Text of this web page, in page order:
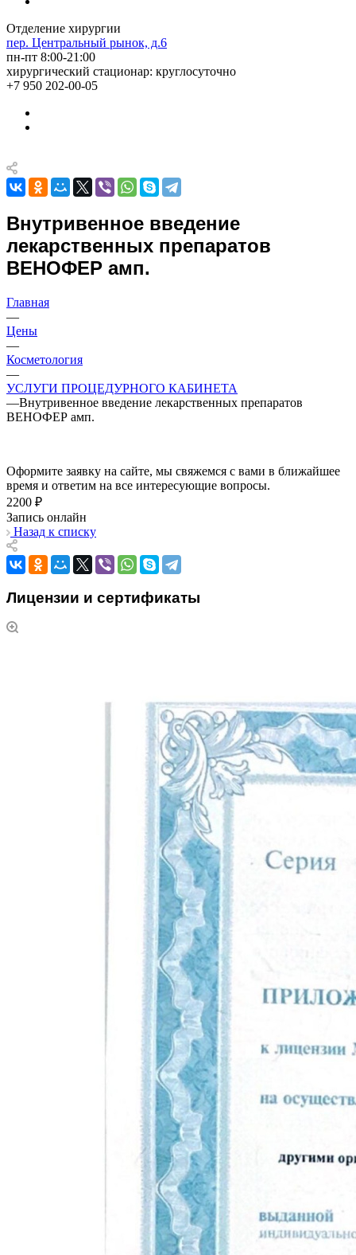
Отделение хирургии
пер. Центральный рынок, д.6
пн-пт 8:00-21:00
хирургический стационар: круглосуточно
+7 950 202-00-05
Внутривенное введение
лекарственных препаратов
ВЕНОФЕР амп.
Главная
—
Цены
—
Косметология
—
УСЛУГИ ПРОЦЕДУРНОГО КАБИНЕТА
—Внутривенное введение лекарственных препаратов
ВЕНОФЕР амп.
Оформите заявку на сайте, мы свяжемся с вами в ближайшее
время и ответим на все интересующие вопросы.
2200 ₽
Запись онлайн
Назад к списку
Лицензии и сертификаты